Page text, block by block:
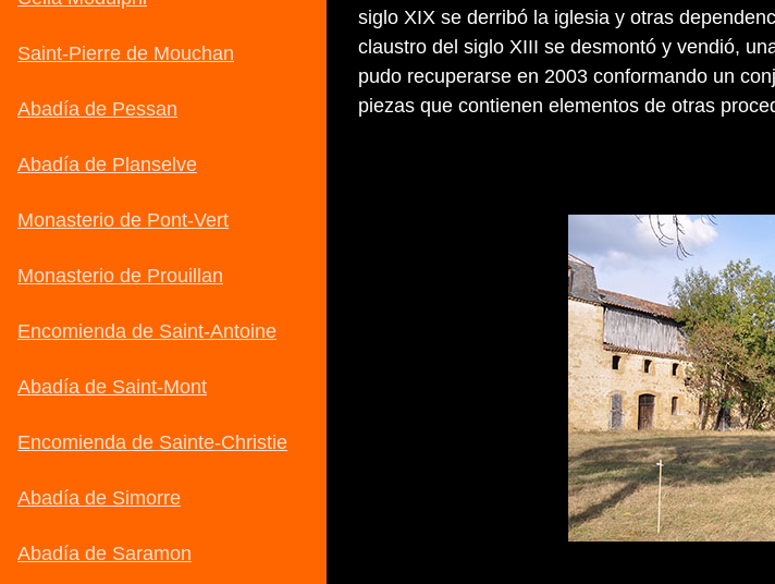
siglo XIX se derribó la iglesia y otras
claustro del siglo XIII se desmontó y vendió,
pudo recuperarse en 2003 conformando un
piezas que contienen elementos de otras